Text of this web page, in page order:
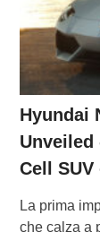
Hyundai
Unveiled
Cell
La prima
che calza a